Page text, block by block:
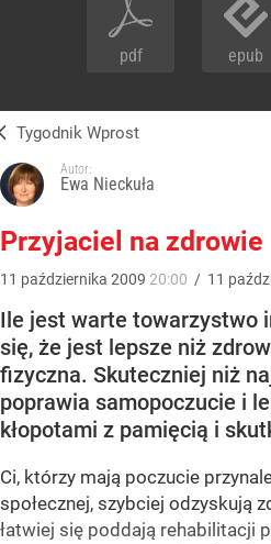
pdf epub
Tygodnik Wprost
Autor:
Ewa Nieckuła
Przyjaciel na zdrowie
11 października 2009 20:00 / 11
Ile jest warte towarzystwo
się, że jest lepsze niż
fizyczna. Skuteczniej niż
poprawia samopoczucie i
kłopotami z pamięcią i
Ci, którzy mają poczucie
społecznej, szybciej odzyskują
łatwiej się poddają rehabilitacji